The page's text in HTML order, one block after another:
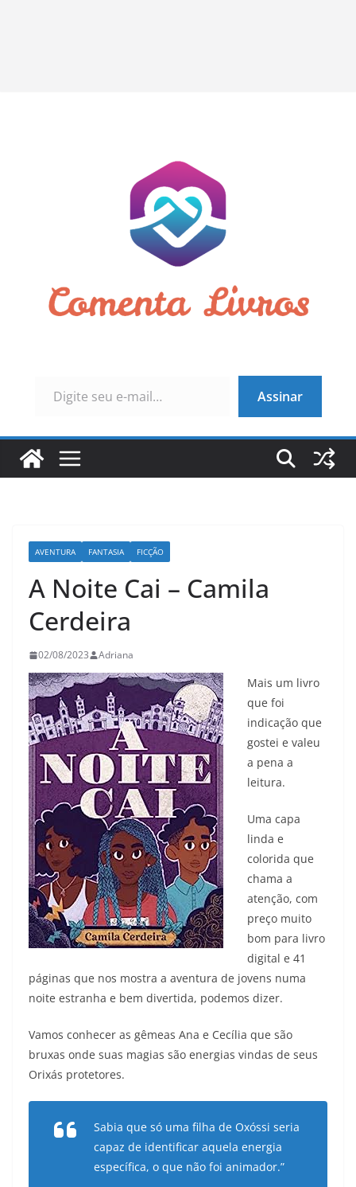
Assinar
AVENTURA FANTASIA FICÇÃO
A Noite Cai – Camila
Cerdeira
02/08/2023 Adriana
Mais um livro
que foi
indicação que
gostei e valeu
a pena a
leitura.
Uma capa
linda e
colorida que
chama a
atenção, com
preço muito
bom para livro
digital e 41
páginas que nos mostra a aventura de jovens numa
noite estranha e bem divertida, podemos dizer.
Vamos conhecer as gêmeas Ana e Cecília que são
bruxas onde suas magias são energias vindas de seus
Orixás protetores.
Sabia que só uma filha de Oxóssi seria
capaz de identificar aquela energia
específica, o que não foi animador.”